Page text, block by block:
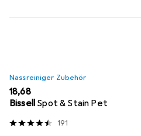
Nassreiniger Zubehör
EUR
18,68
Bissell Spot & Stain Pet
191